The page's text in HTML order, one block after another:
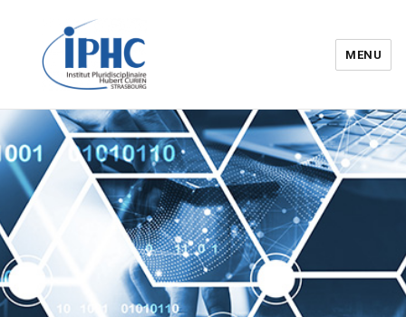
Institut pluridisciplinaire Hubert
Curien – IPHC
MENU